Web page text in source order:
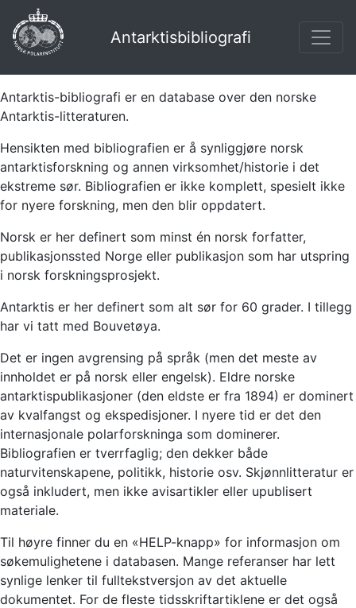
Antarktisbibliografi
Antarktis-bibliografi er en database over den norske
Antarktis-litteraturen.
Hensikten med bibliografien er å synliggjøre norsk
antarktisforskning og annen virksomhet/historie i det
ekstreme sør. Bibliografien er ikke komplett, spesielt ikke
for nyere forskning, men den blir oppdatert.
Norsk er her definert som minst én norsk forfatter,
publikasjonssted Norge eller publikasjon som har utspring
i norsk forskningsprosjekt.
Antarktis er her definert som alt sør for 60 grader. I tillegg
har vi tatt med Bouvetøya.
Det er ingen avgrensing på språk (men det meste av
innholdet er på norsk eller engelsk). Eldre norske
antarktispublikasjoner (den eldste er fra 1894) er dominert
av kvalfangst og ekspedisjoner. I nyere tid er det den
internasjonale polarforskninga som dominerer.
Bibliografien er tverrfaglig; den dekker både
naturvitenskapene, politikk, historie osv. Skjønnlitteratur er
også inkludert, men ikke avisartikler eller upublisert
materiale.
Til høyre finner du en «HELP-knapp» for informasjon om
søkemulighetene i databasen. Mange referanser har lett
synlige lenker til fulltekstversjon av det aktuelle
dokumentet. For de fleste tidsskriftartiklene er det også